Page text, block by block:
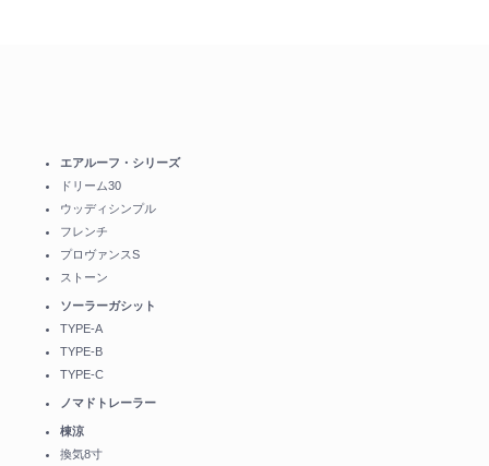
エアルーフ・シリーズ
ドリーム30
ウッディシンプル
フレンチ
プロヴァンスS
ストーン
ソーラーガシット
TYPE-A
TYPE-B
TYPE-C
ノマドトレーラー
棟涼
換気8寸